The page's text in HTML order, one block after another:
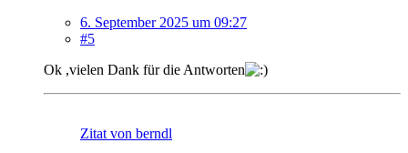
6. September 2025 um 09:27
#5
Ok ,vielen Dank für die Antworten
Zitat von berndl